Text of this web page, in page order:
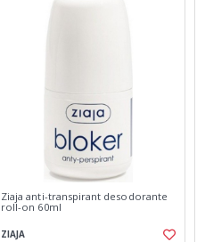
Ziaja anti-transpirant desodorante
roll-on 60ml
ZIAJA